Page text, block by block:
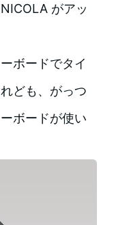
がアッ
ボードでタイ
ども、がっつ
ボードが使い